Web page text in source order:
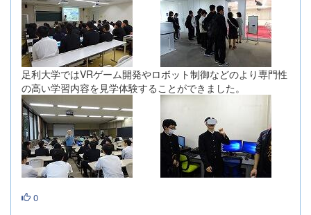
足利大学ではVRゲーム開発やロボット制御などのより専門性
の高い学習内容を見学体験することができました。
0